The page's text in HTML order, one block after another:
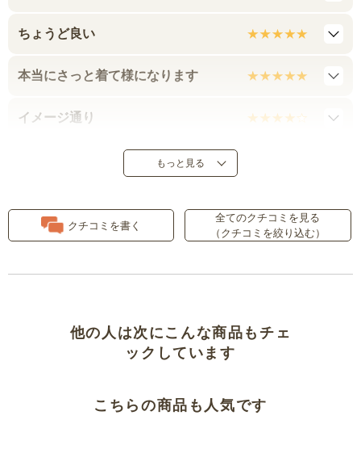
ちょうど良い
本当にさっと着て様になります
イメージ通り
もっと見る
クチコミを書く
全てのクチコミを見る
（クチコミを絞り込む）
他の人は次にこんな商品もチェ
ックしています
こちらの商品も人気です